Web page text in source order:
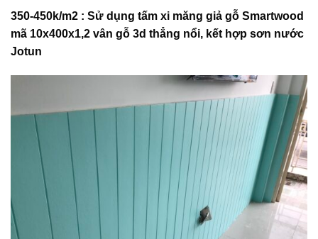
350-450k/m2 : Sử dụng tấm xi măng giả gỗ Smartwood
mã 10x400x1,2 vân gỗ 3d thẳng nổi, kết hợp sơn nước
Jotun